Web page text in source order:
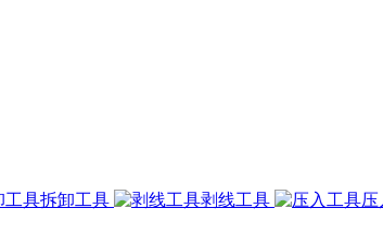
拆卸工具 剥线工具 压